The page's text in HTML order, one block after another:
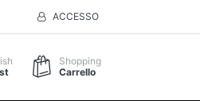
ACCESSO
Shopping
Carrello